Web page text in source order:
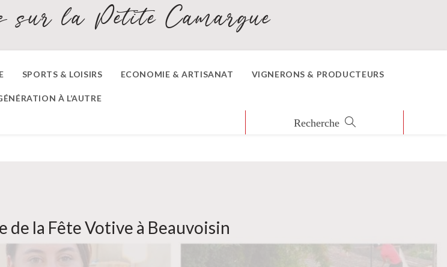
sur la Petite Camargue
SPORTS & LOISIRS ECONOMIE & ARTISANAT VIGNERONS & PRODUCTEURS
À L’AUTRE
de la Fête Votive à Beauvoisin